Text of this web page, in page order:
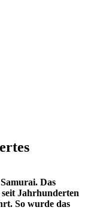
Das
Jahrhunderten
So wurde das